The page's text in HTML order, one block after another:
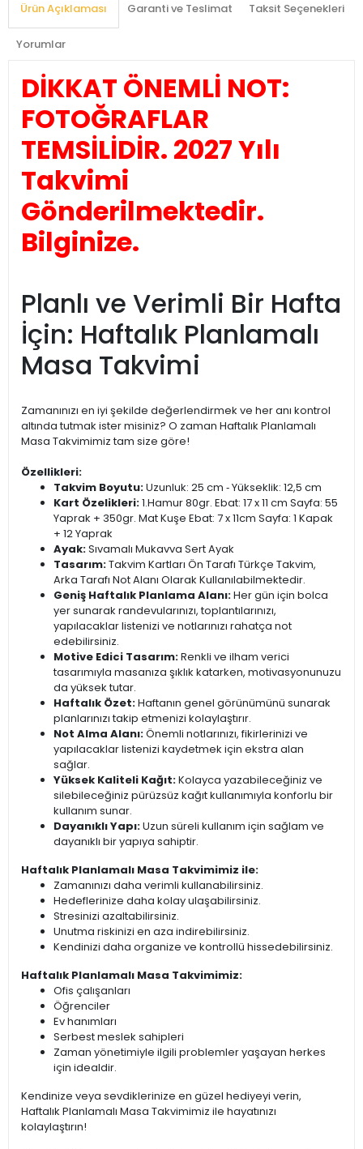
Ürün Açıklaması Garanti ve Teslimat Taksit Seçenekleri
Yorumlar
DİKKAT ÖNEMLİ NOT:
FOTOĞRAFLAR
TEMSİLİDİR. 2027 Yılı
Takvimi
Gönderilmektedir.
Bilginize.
Planlı ve Verimli Bir Hafta
İçin: Haftalık Planlamalı
Masa Takvimi
Zamanınızı en iyi şekilde değerlendirmek ve her anı kontrol
altında tutmak ister misiniz? O zaman Haftalık Planlamalı
Masa Takvimimiz tam size göre!
Özellikleri:
Takvim Boyutu:Uzunluk: 25 cm ‐ Yükseklik: 12,5 cm
Kart Özelikleri:1.Hamur 80gr. Ebat: 17 x 11 cm Sayfa: 55
Yaprak + 350gr. Mat Kuşe Ebat: 7 x 11cm Sayfa: 1 Kapak
+ 12 Yaprak
Ayak:Sıvamalı Mukavva Sert Ayak
Tasarım:Takvim Kartları Ön Tarafı Türkçe Takvim,
Arka Tarafı Not Alanı Olarak Kullanılabilmektedir.
Geniş Haftalık Planlama Alanı:Her gün için bolca
yer sunarak randevularınızı, toplantılarınızı,
yapılacaklar listenizi ve notlarınızı rahatça not
edebilirsiniz.
Motive Edici Tasarım:Renkli ve ilham verici
tasarımıyla masanıza şıklık katarken, motivasyonunuzu
da yüksek tutar.
Haftalık Özet:Haftanın genel görünümünü sunarak
planlarınızı takip etmenizi kolaylaştırır.
Not Alma Alanı:Önemli notlarınızı, fikirlerinizi ve
yapılacaklar listenizi kaydetmek için ekstra alan
sağlar.
Yüksek Kaliteli Kağıt:Kolayca yazabileceğiniz ve
silebileceğiniz pürüzsüz kağıt kullanımıyla konforlu bir
kullanım sunar.
Dayanıklı Yapı:Uzun süreli kullanım için sağlam ve
dayanıklı bir yapıya sahiptir.
Haftalık Planlamalı Masa Takvimimiz ile:
Zamanınızı daha verimli kullanabilirsiniz.
Hedeflerinize daha kolay ulaşabilirsiniz.
Stresinizi azaltabilirsiniz.
Unutma riskinizi en aza indirebilirsiniz.
Kendinizi daha organize ve kontrollü hissedebilirsiniz.
Haftalık Planlamalı Masa Takvimimiz:
Ofis çalışanları
Öğrenciler
Ev hanımları
Serbest meslek sahipleri
Zaman yönetimiyle ilgili problemler yaşayan herkes
için idealdir.
Kendinize veya sevdiklerinize en güzel hediyeyi verin,
Haftalık Planlamalı Masa Takvimimiz ile hayatınızı
kolaylaştırın!